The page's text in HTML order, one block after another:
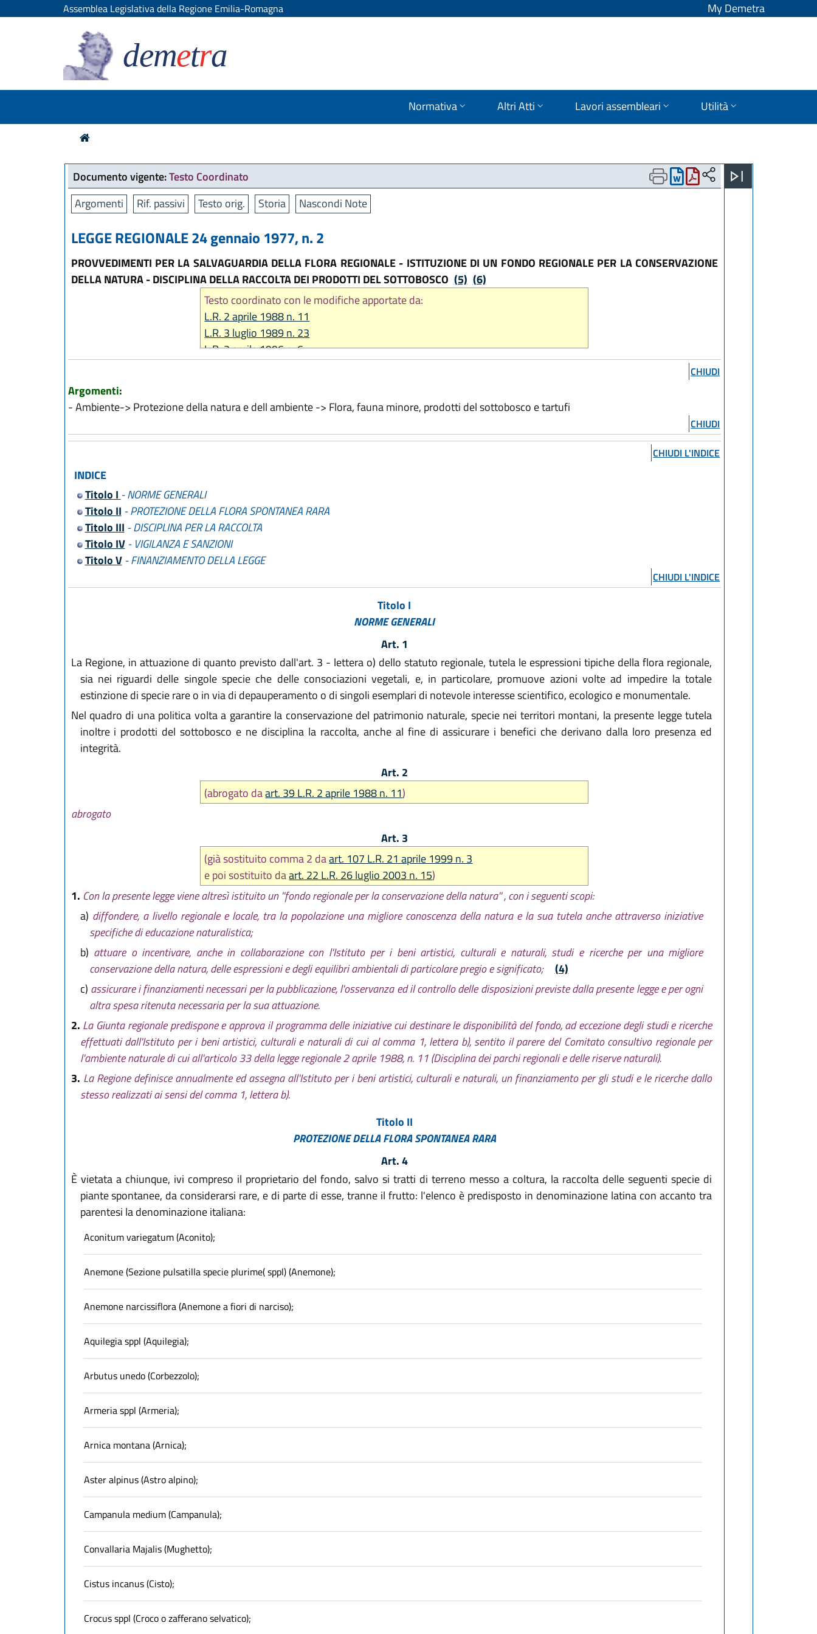
Assemblea Legislativa della Regione Emilia-Romagna My Demetra
demetra
Normativa Altri Atti Lavori assembleari Utilità
Documento vigente:Testo Coordinato
Argomenti
Rif. passivi Testo orig. Storia Nascondi Note
LEGGE REGIONALE 24 gennaio 1977, n. 2
PROVVEDIMENTI PER LA SALVAGUARDIA DELLA FLORA REGIONALE - ISTITUZIONE DI UN FONDO REGIONALE PER LA CONSERVAZIONE
DELLA NATURA - DISCIPLINA DELLA RACCOLTA DEI PRODOTTI DEL SOTTOBOSCO (5) (6)
Testo coordinato con le modifiche apportate da:
L.R. 2 aprile 1988 n. 11
L.R. 3 luglio 1989 n. 23
L.R. 2 aprile 1996 n. 6
L.R. 26 luglio 2003 n. 15
L.R. 17 febbraio 2005 n. 6
CHIUDI
Argomenti:
- Ambiente-> Protezione della natura e dell ambiente -> Flora, fauna minore, prodotti del sottobosco e tartufi
CHIUDI
CHIUDI L'INDICE
INDICE
Titolo I - NORME GENERALI
Titolo II - PROTEZIONE DELLA FLORA SPONTANEA RARA
Titolo III - DISCIPLINA PER LA RACCOLTA
Titolo IV- VIGILANZA E SANZIONI
Titolo V- FINANZIAMENTO DELLA LEGGE
CHIUDI L'INDICE
Titolo I
NORME GENERALI
Art. 1
La Regione, in attuazione di quanto previsto dall'art. 3 - lettera o) dello statuto regionale, tutela le espressioni tipiche della flora regionale,
sia nei riguardi delle singole specie che delle consociazioni vegetali, e, in particolare, promuove azioni volte ad impedire la totale
estinzione di specie rare o in via di depauperamento o di singoli esemplari di notevole interesse scientifico, ecologico e monumentale.
Nel quadro di una politica volta a garantire la conservazione del patrimonio naturale, specie nei territori montani, la presente legge tutela
inoltre i prodotti del sottobosco e ne disciplina la raccolta, anche al fine di assicurare i benefici che derivano dalla loro presenza ed
integrità.
Art. 2
(abrogato daart. 39 L.R. 2 aprile 1988 n. 11)
abrogato
Art. 3
(già sostituito comma 2 daart. 107 L.R. 21 aprile 1999 n. 3
e poi sostituito daart. 22 L.R. 26 luglio 2003 n. 15)
1. Con la presente legge viene altresì istituito un ''fondo regionale per la conservazione della natura'' , con i seguenti scopi:
a) diffondere, a livello regionale e locale, tra la popolazione una migliore conoscenza della natura e la sua tutela anche attraverso iniziative
specifiche di educazione naturalistica;
b) attuare o incentivare, anche in collaborazione con l'Istituto per i beni artistici, culturali e naturali, studi e ricerche per una migliore
conservazione della natura, delle espressioni e degli equilibri ambientali di particolare pregio e significato;
(4)
c) assicurare i finanziamenti necessari per la pubblicazione, l'osservanza ed il controllo delle disposizioni previste dalla presente legge e per ogni
altra spesa ritenuta necessaria per la sua attuazione.
2. La Giunta regionale predispone e approva il programma delle iniziative cui destinare le disponibilità del fondo, ad eccezione degli studi e ricerche
effettuati dall'Istituto per i beni artistici, culturali e naturali di cui al comma 1, lettera b), sentito il parere del Comitato consultivo regionale per
l'ambiente naturale di cui all'articolo 33 della legge regionale 2 aprile 1988, n. 11 (Disciplina dei parchi regionali e delle riserve naturali).
3. La Regione definisce annualmente ed assegna all'Istituto per i beni artistici, culturali e naturali, un finanziamento per gli studi e le ricerche dallo
stesso realizzati ai sensi del comma 1, lettera b).
Titolo II
PROTEZIONE DELLA FLORA SPONTANEA RARA
Art. 4
È vietata a chiunque, ivi compreso il proprietario del fondo, salvo si tratti di terreno messo a coltura, la raccolta delle seguenti specie di
piante spontanee, da considerarsi rare, e di parte di esse, tranne il frutto: l'elenco è predisposto in denominazione latina con accanto tra
parentesi la denominazione italiana:
Aconitum variegatum (Aconito);
Anemone (Sezione pulsatilla specie plurime( sppl) (Anemone);
Anemone narcissiflora (Anemone a fiori di narciso);
Aquilegia sppl (Aquilegia);
Arbutus unedo (Corbezzolo);
Armeria sppl (Armeria);
Arnica montana (Arnica);
Aster alpinus (Astro alpino);
Campanula medium (Campanula);
Convallaria Majalis (Mughetto);
Cistus incanus (Cisto);
Crocus sppl (Croco o zafferano selvatico);